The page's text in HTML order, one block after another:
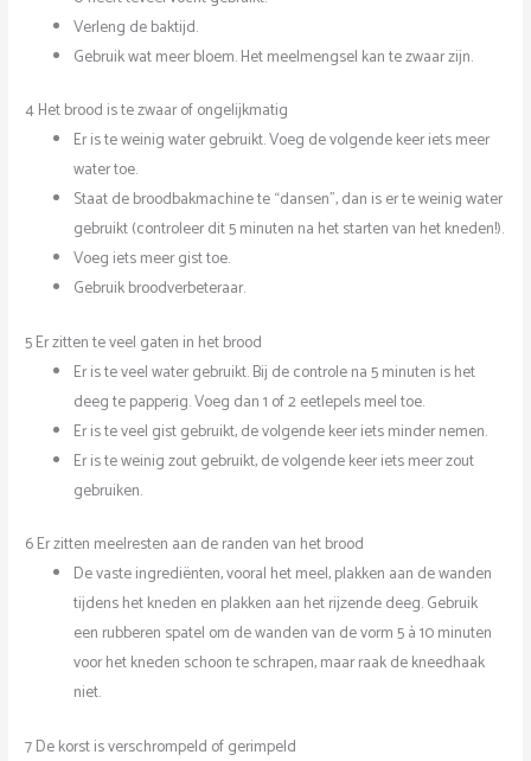
Verleng de baktijd.
Gebruik wat meer bloem. Het meelmengsel kan te zwaar zijn.
4 Het brood is te zwaar of ongelijkmatig
Er is te weinig water gebruikt. Voeg de volgende keer iets meer
water toe.
Staat de broodbakmachine te “dansen”, dan is er te weinig water
gebruikt (controleer dit 5 minuten na het starten van het kneden!).
Voeg iets meer gist toe.
Gebruik broodverbeteraar.
5 Er zitten te veel gaten in het brood
Er is te veel water gebruikt. Bij de controle na 5 minuten is het
deeg te papperig. Voeg dan 1 of 2 eetlepels meel toe.
Er is te veel gist gebruikt, de volgende keer iets minder nemen.
Er is te weinig zout gebruikt, de volgende keer iets meer zout
gebruiken.
6 Er zitten meelresten aan de randen van het brood
De vaste ingrediënten, vooral het meel, plakken aan de wanden
tijdens het kneden en plakken aan het rijzende deeg. Gebruik
een rubberen spatel om de wanden van de vorm 5 à 10 minuten
voor het kneden schoon te schrapen, maar raak de kneedhaak
niet.
7 De korst is verschrompeld of gerimpeld